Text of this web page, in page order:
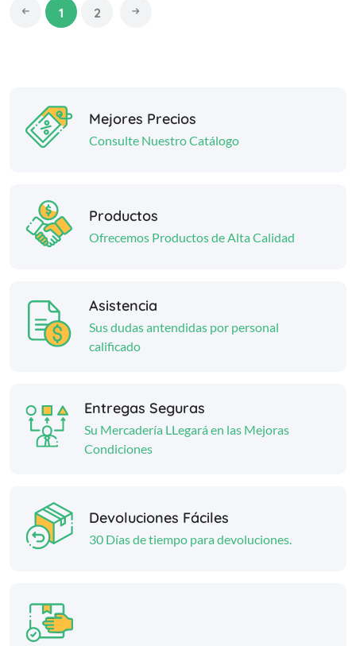
1 2
Mejores Precios
Consulte Nuestro Catálogo
Productos
Ofrecemos Productos de Alta Calidad
Asistencia
Sus dudas antendidas por personal
calificado
Entregas Seguras
Su Mercadería LLegará en las Mejoras
Condiciones
Devoluciones Fáciles
30 Días de tiempo para devoluciones.